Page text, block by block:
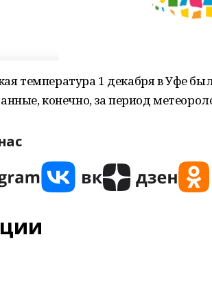
температура 1 декабря в Уфе
конечно, за период